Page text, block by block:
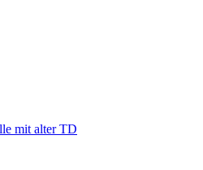
mit alter TD